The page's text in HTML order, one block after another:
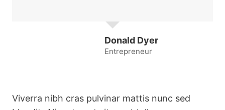
Donald Dyer
Entrepreneur
Viverra nibh cras pulvinar mattis nunc sed